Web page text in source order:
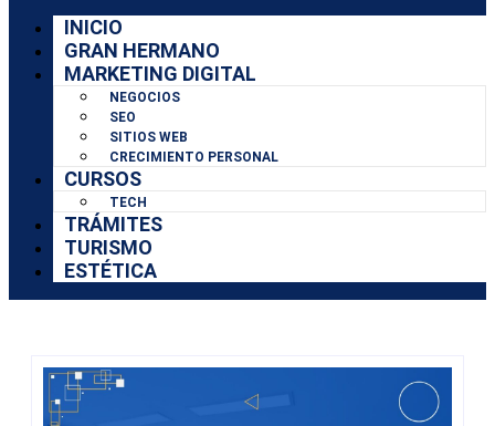
INICIO
GRAN HERMANO
MARKETING DIGITAL
NEGOCIOS
SEO
SITIOS WEB
CRECIMIENTO PERSONAL
CURSOS
TECH
TRÁMITES
TURISMO
ESTÉTICA